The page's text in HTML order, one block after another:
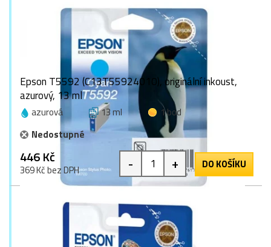
Epson T5592 (C13T55924010), originální inkoust,
azurový, 13 ml
azurová 13 ml
1 bod
Nedostupné
446 Kč
369 Kč bez DPH - + DO KOŠÍKU